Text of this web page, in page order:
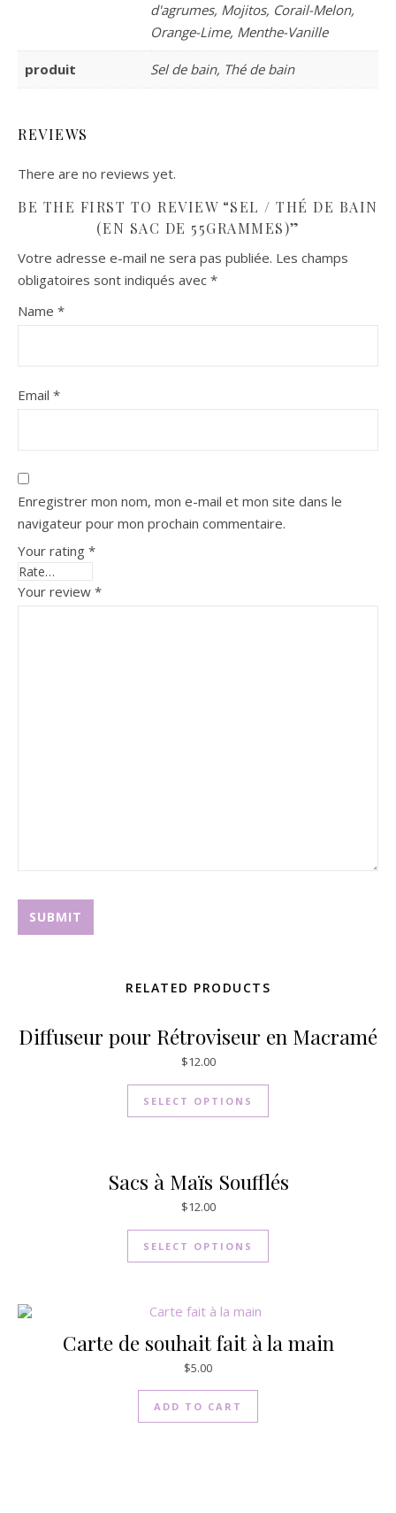
d'agrumes, Mojitos, Corail-Melon,
Orange-Lime, Menthe-Vanille
produit Sel de bain, Thé de bain
REVIEWS
There are no reviews yet.
BE THE FIRST TO REVIEW “SEL / THÉ DE BAIN
(EN SAC DE 55GRAMMES)”
Votre adresse e-mail ne sera pas publiée. Les champs
obligatoires sont indiqués avec *
Name *
Email *
Enregistrer mon nom, mon e-mail et mon site dans le
navigateur pour mon prochain commentaire.
Your rating *
Your review *
RELATED PRODUCTS
Diffuseur pour Rétroviseur en Macramé
$12.00
SELECT OPTIONS
Sacs à Maïs Soufflés
$12.00
SELECT OPTIONS
Carte de souhait fait à la main
$5.00
ADD TO CART